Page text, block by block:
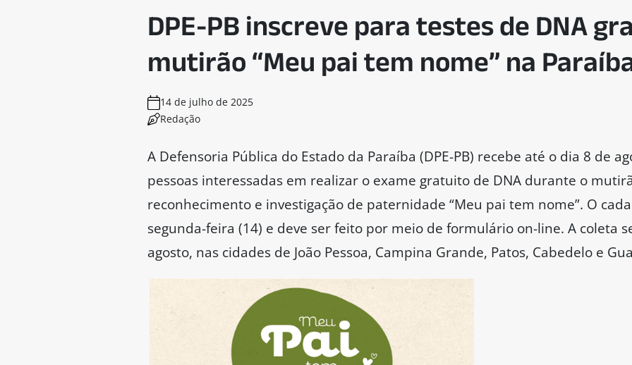
DPE-PB inscreve para testes de DNA
mutirão “Meu pai tem nome” na
14 de julho de 2025
Redação
A Defensoria Pública do Estado da Paraíba (DPE-PB) recebe até o dia 8 de
pessoas interessadas em realizar o exame gratuito de DNA durante o
reconhecimento e investigação de paternidade “Meu pai tem nome”. O
segunda-feira (14) e deve ser feito por meio de formulário on-line. A coleta
agosto, nas cidades de João Pessoa, Campina Grande, Patos, Cabedelo e